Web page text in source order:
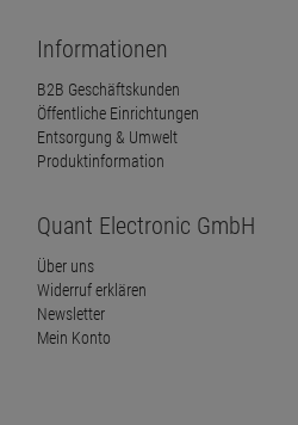
Informationen
B2B Geschäftskunden
Öffentliche Einrichtungen
Entsorgung & Umwelt
Produktinformation
Quant Electronic GmbH
Über uns
Widerruf erklären
Newsletter
Mein Konto